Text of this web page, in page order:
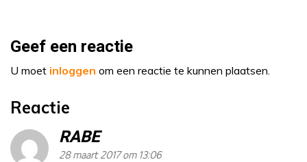
Geef een reactie
U moet inloggen om een reactie te kunnen plaatsen.
Reactie
RABE
28 maart 2017 om 13:06